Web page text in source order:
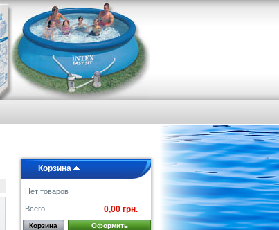
Корзина
Нет товаров
Всего 0,00 грн.
Корзина Оформить